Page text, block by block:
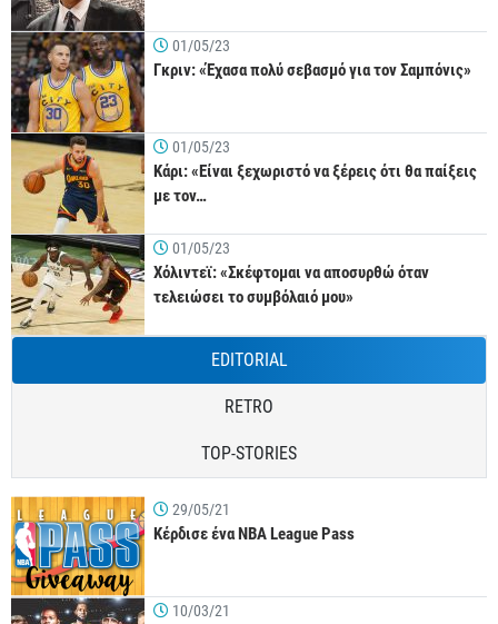
01/05/23
Γκριν: «Έχασα πολύ σεβασμό για τον Σαμπόνις»
01/05/23
Κάρι: «Είναι ξεχωριστό να ξέρεις ότι θα παίξεις
με τον…
01/05/23
Χόλιντεϊ: «Σκέφτομαι να αποσυρθώ όταν
τελειώσει το συμβόλαιό μου»
EDITORIAL
RETRO
TOP-STORIES
29/05/21
Κέρδισε ένα NBA League Pass
10/03/21